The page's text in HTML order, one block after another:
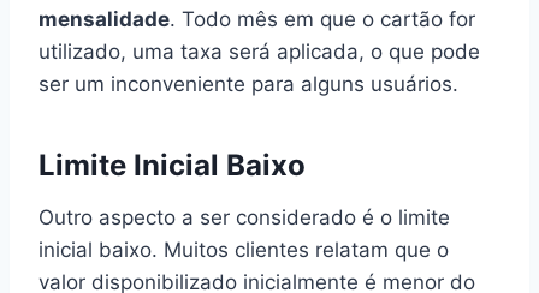
mensalidade. Todo mês em que o cartão for
utilizado, uma taxa será aplicada, o que pode
ser um inconveniente para alguns usuários.
Limite Inicial Baixo
Outro aspecto a ser considerado é o limite
inicial baixo. Muitos clientes relatam que o
valor disponibilizado inicialmente é menor do